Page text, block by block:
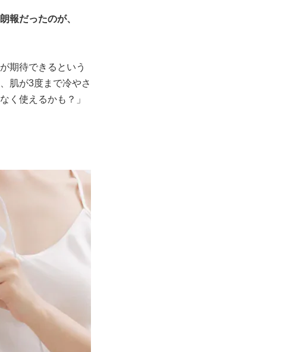
報だったのが、
期待できるという
肌が3度まで冷やさ
く使えるかも？」